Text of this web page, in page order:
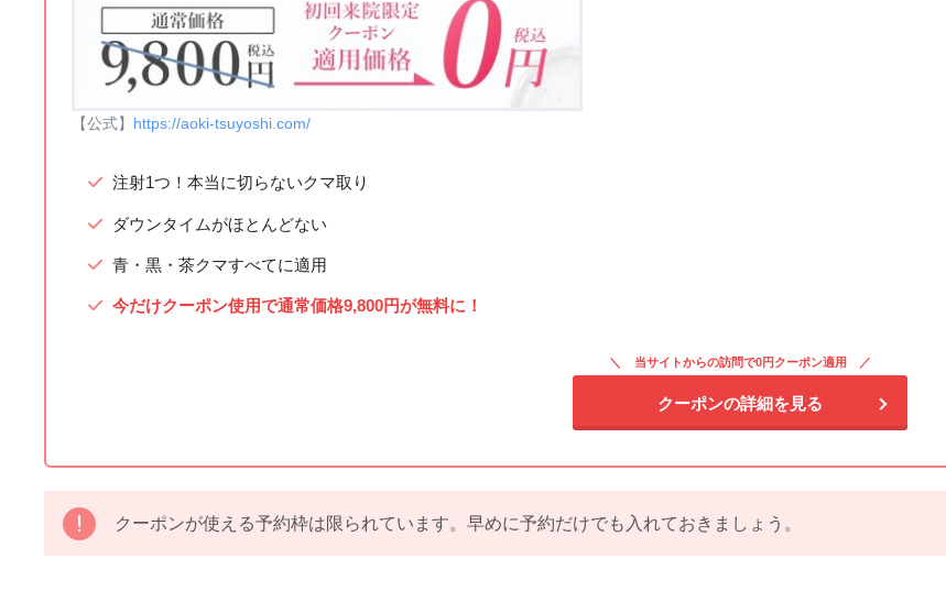
【公式】 https://aoki-tsuyoshi.com/
注射1つ！本当に切らないクマ取り
ダウンタイムがほとんどない
青・黒・茶クマすべてに適用
今だけクーポン使用で通常価格9,800円が無料に！
当サイトからの訪問で0円クーポン適用
クーポンの詳細を見る
クーポンが使える予約枠は限られています。早めに予約だけでも入れておきましょう。